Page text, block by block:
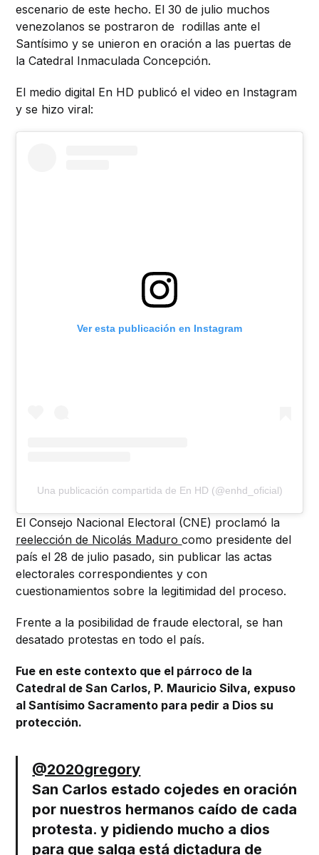
escenario de este hecho. El 30 de julio muchos
venezolanos se postraron de rodillas ante el
Santísimo y se unieron en oración a las puertas de
la Catedral Inmaculada Concepción.
El medio digital En HD publicó el video en Instagram
y se hizo viral:
Ver esta publicación en Instagram
Una publicación compartida de En HD (@enhd_oficial)
El Consejo Nacional Electoral (CNE) proclamó la
reelección de Nicolás Madurocomo presidente del
país el 28 de julio pasado, sin publicar las actas
electorales correspondientes y con
cuestionamientos sobre la legitimidad del proceso.
Frente a la posibilidad de fraude electoral, se han
desatado protestas en todo el país.
Fue en este contexto que el párroco de la
Catedral de San Carlos, P. Mauricio Silva, expuso
al Santísimo Sacramento para pedir a Dios su
protección.
@2020gregory
San Carlos estado cojedes en oración
por nuestros hermanos caído de cada
protesta. y pidiendo mucho a dios
para que salga está dictadura de